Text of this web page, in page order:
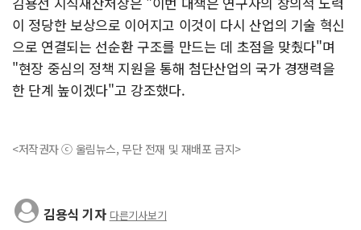
이 정당한 보상으로 이어지고 이것이 다시 산업의 기술 혁신
으로 연결되는 선순환 구조를 만드는 데 초점을 맞췄다"며
"현장 중심의 정책 지원을 통해 첨단산업의 국가 경쟁력을
한 단계 높이겠다"고 강조했다.
<저작권자 ⓒ 울림뉴스, 무단 전재 및 재배포 금지>
김용식 기자 다른기사보기